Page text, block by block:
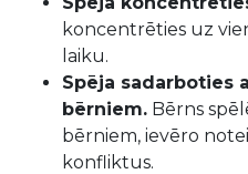
koncentrēties uz
laiku.
Spēja sadarboties
bērniem. Bērns
bērniem, ievēro
konfliktus.